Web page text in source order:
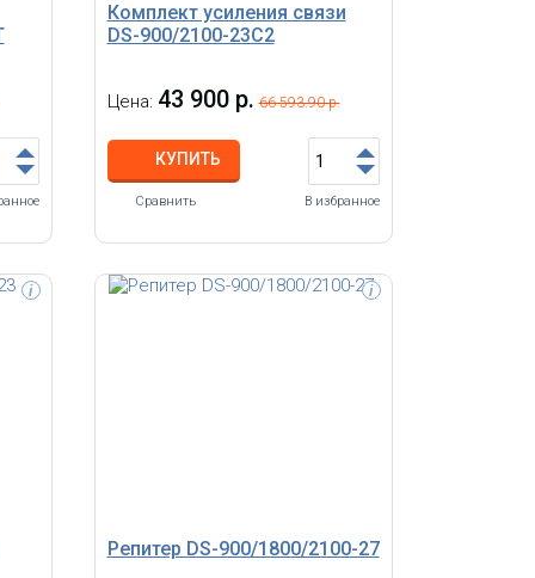
Комплект усиления связи
DS-900/2100-23C2
Цена: 43 900 р. 66 593.90 р.
КУПИТЬ
Сравнить В избранное
i
Репитер DS-900/1800/2100-27
i